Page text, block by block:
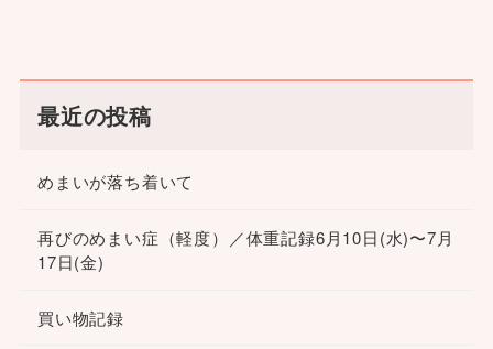
最近の投稿
めまいが落ち着いて
再びのめまい症（軽度）／体重記録6月10日(水)〜7月
17日(金)
買い物記録